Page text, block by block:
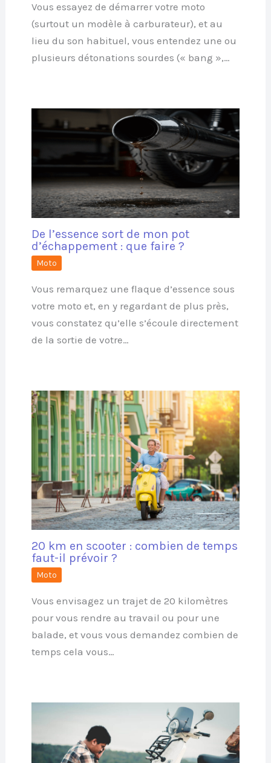
Vous essayez de démarrer votre moto
(surtout un modèle à carburateur), et au
lieu du son habituel, vous entendez une ou
plusieurs détonations sourdes (« bang »,…
De l’essence sort de mon pot
d’échappement : que faire ?
Moto
Vous remarquez une flaque d’essence sous
votre moto et, en y regardant de plus près,
vous constatez qu’elle s’écoule directement
de la sortie de votre…
20 km en scooter : combien de temps
faut-il prévoir ?
Moto
Vous envisagez un trajet de 20 kilomètres
pour vous rendre au travail ou pour une
balade, et vous vous demandez combien de
temps cela vous…